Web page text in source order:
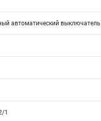
автоматический выключатель
1